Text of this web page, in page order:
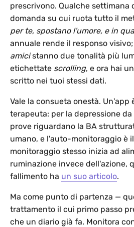
prescrivono. Qualche settimana
domanda su cui ruota tutto il
per te, spostano l'umore, e in
annuale rende il responso
amicistanno due tonalità più
etichettate scrolling, e ora hai
scritto nei tuoi stessi dati.
Vale la consueta onestà. Un'app
terapeuta: per la depressione
prove riguardano la BA
umano, e l'auto-monitoraggio è
monitoraggio stesso inizia ad
ruminazione invece dell'azione,
fallimento ha un suo articolo.
Ma come punto di partenza —
trattamento il cui primo passo
che un diario già fa. Monitora